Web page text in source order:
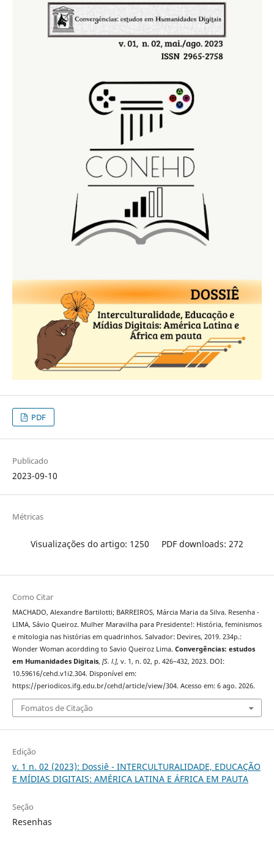
PDF
Publicado
2023-09-10
Métricas
Visualizações do artigo: 1250 PDF downloads: 272
Como Citar
MACHADO, Alexandre Bartilotti; BARREIROS, Márcia Maria da Silva. Resenha -
LIMA, Sávio Queiroz. Mulher Maravilha para Presidente!: História, feminismos
e mitologia nas histórias em quadrinhos. Salvador: Devires, 2019. 234p.:
Wonder Woman acordding to Savio Queiroz Lima. Convergências: estudos
em Humanidades Digitais, [S. l.], v. 1, n. 02, p. 426–432, 2023. DOI:
10.59616/cehd.v1i2.304. Disponível em:
https://periodicos.ifg.edu.br/cehd/article/view/304. Acesso em: 6 ago. 2026.
Fomatos de Citação
Edição
v. 1 n. 02 (2023): Dossiê - INTERCULTURALIDADE, EDUCAÇÃO
E MÍDIAS DIGITAIS: AMÉRICA LATINA E ÁFRICA EM PAUTA
Seção
Resenhas